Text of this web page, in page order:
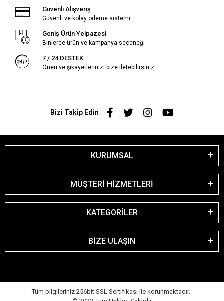
Güvenli Alışveriş
Güvenli ve kolay ödeme sistemi
Geniş Ürün Yelpazesi
Binlerce ürün ve kampanya seçeneği
7 / 24 DESTEK
Öneri ve şikayetlerinizi bize iletebilirsiniz.
Bizi Takip Edin
KURUMSAL
MÜŞTERİ HİZMETLERİ
KATEGORİLER
BİZE ULAŞIN
Tüm bilgileriniz 256bit SSL Sertifikası ile korunmaktadır.